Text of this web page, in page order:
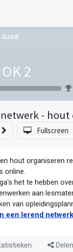
2
- hout
Fullscreen
hout organiseren
fysiek als
het te hebben
aan
van
een lerend
Delen